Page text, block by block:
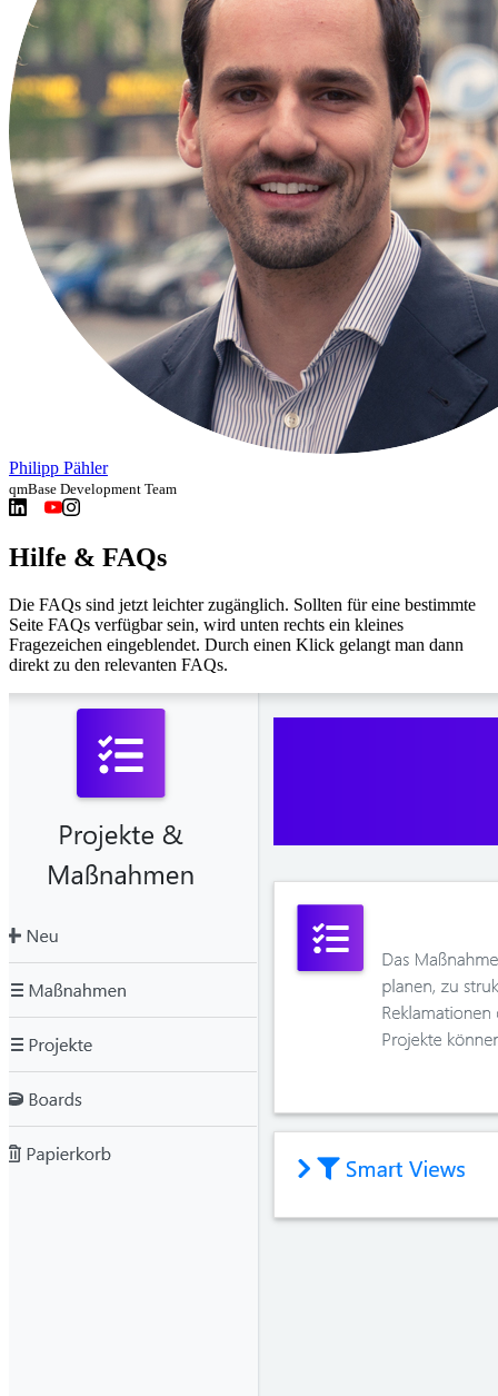
Philipp Pähler
qmBase Development Team
Hilfe & FAQs
Die FAQs sind jetzt leichter zugänglich. Sollten für eine bestimmte
Seite FAQs verfügbar sein, wird unten rechts ein kleines
Fragezeichen eingeblendet. Durch einen Klick gelangt man dann
direkt zu den relevanten FAQs.